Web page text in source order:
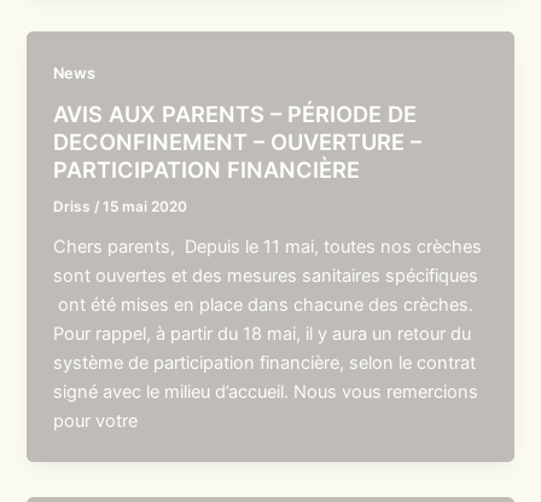
News
AVIS AUX PARENTS – PÉRIODE DE
DECONFINEMENT – OUVERTURE –
PARTICIPATION FINANCIÈRE
Driss /15 mai 2020
Chers parents, Depuis le 11 mai, toutes nos crèches
sont ouvertes et des mesures sanitaires spécifiques
ont été mises en place dans chacune des crèches.
Pour rappel, à partir du 18 mai, il y aura un retour du
système de participation financière, selon le contrat
signé avec le milieu d’accueil. Nous vous remercions
pour votre